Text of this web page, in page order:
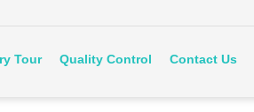
Tour Quality Control Contact Us